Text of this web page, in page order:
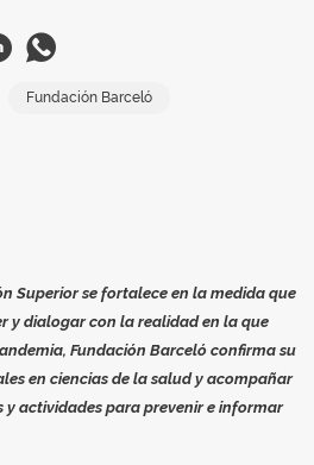
Linkedin
Whatsapp
Fundación Barceló
Superior se fortalece en la medida que
y dialogar con la realidad en la que
Fundación Barceló confirma su
en ciencias de la salud y acompañar
actividades para prevenir e informar